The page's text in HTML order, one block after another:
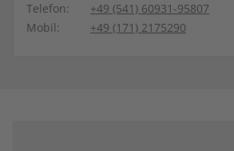
Telefon:
+49 (541) 60931-95807
Mobil:
+49 (171) 2175290